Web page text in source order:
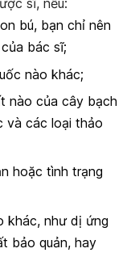
sĩ, nếu:
bú, bạn chỉ nên
bác sĩ;
nào khác;
nào của cây bạch
và các loại thảo
hoặc tình trạng
khác, như dị ứng
bảo quản, hay